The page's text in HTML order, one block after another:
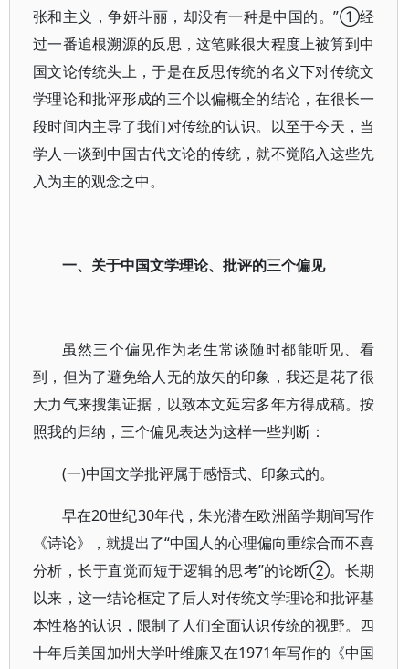
张和主义，争妍斗丽，却没有一种是中国的。”①经
过一番追根溯源的反思，这笔账很大程度上被算到中
国文论传统头上，于是在反思传统的名义下对传统文
学理论和批评形成的三个以偏概全的结论，在很长一
段时间内主导了我们对传统的认识。以至于今天，当
学人一谈到中国古代文论的传统，就不觉陷入这些先
入为主的观念之中。
一、关于中国文学理论、批评的三个偏见
虽然三个偏见作为老生常谈随时都能听见、看
到，但为了避免给人无的放矢的印象，我还是花了很
大力气来搜集证据，以致本文延宕多年方得成稿。按
照我的归纳，三个偏见表达为这样一些判断：
(一)中国文学批评属于感悟式、印象式的。
早在20世纪30年代，朱光潜在欧洲留学期间写作
《诗论》，就提出了“中国人的心理偏向重综合而不喜
分析，长于直觉而短于逻辑的思考”的论断②。长期
以来，这一结论框定了后人对传统文学理论和批评基
本性格的认识，限制了人们全面认识传统的视野。四
十年后美国加州大学叶维廉又在1971年写作的《中国